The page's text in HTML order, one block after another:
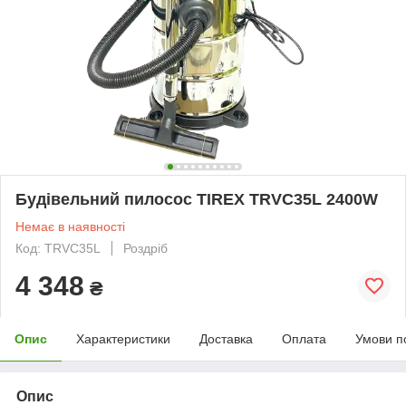
Будівельний пилосос TIREX TRVC35L 2400W
Немає в наявності
Код: TRVC35L
Роздріб
4 348 ₴
Опис Характеристики Доставка Оплата Умови
Опис